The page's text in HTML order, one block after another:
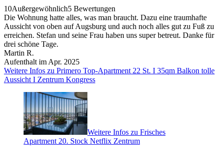
10Außergewöhnlich5 Bewertungen
Die Wohnung hatte alles, was man braucht. Dazu eine traumhafte
Aussicht von oben auf Augsburg und auch noch alles gut zu Fuß zu
erreichen. Stefan und seine Frau haben uns super betreut. Danke für
drei schöne Tage.
Martin R.
Aufenthalt im Apr. 2025
Weitere Infos zu Primero Top-Apartment 22 St. I 35qm Balkon tolle
Aussicht I Zentrum Kongress
Weitere Infos zu Frisches
Apartment 20. Stock Netflix Zentrum